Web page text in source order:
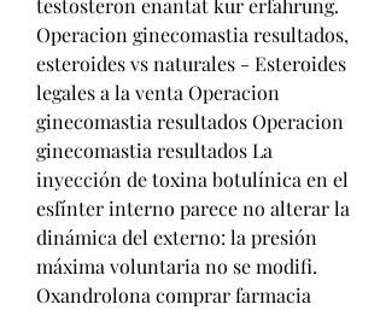
testosteron enantat kur erfahrung.
Operacion ginecomastia resultados,
esteroides vs naturales - Esteroides
legales a la venta Operacion
ginecomastia resultados Operacion
ginecomastia resultados La
inyección de toxina botulínica en el
esfínter interno parece no alterar la
dinámica del externo: la presión
máxima voluntaria no se modifi.
Oxandrolona comprar farmacia